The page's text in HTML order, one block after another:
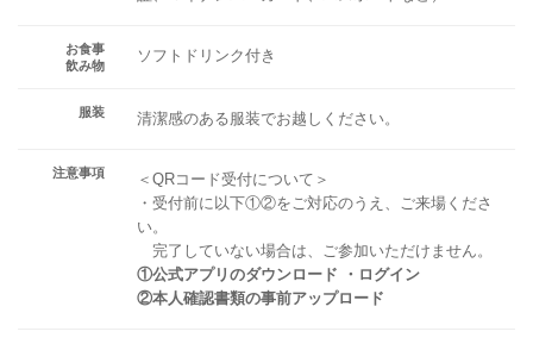
お食事
飲み物
ソフトドリンク付き
服装 清潔感のある服装でお越しください。
注意事項
＜QRコード受付について＞
・受付前に以下①②をご対応のうえ、ご来場くださ
い。
完了していない場合は、ご参加いただけません。
①公式アプリのダウンロード ・ログイン
②本人確認書類の事前アップロード